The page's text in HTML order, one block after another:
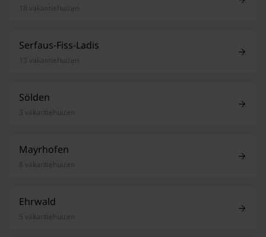
18 vakantiehuizen
Serfaus-Fiss-Ladis
13 vakantiehuizen
Sölden
3 vakantiehuizen
Mayrhofen
8 vakantiehuizen
Ehrwald
5 vakantiehuizen